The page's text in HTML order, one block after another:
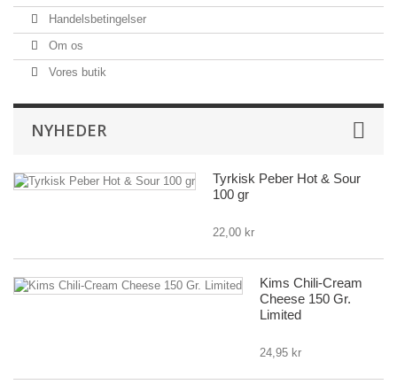
Handelsbetingelser
Om os
Vores butik
NYHEDER
Tyrkisk Peber Hot & Sour
100 gr
22,00 kr
Kims Chili-Cream
Cheese 150 Gr.
Limited
24,95 kr